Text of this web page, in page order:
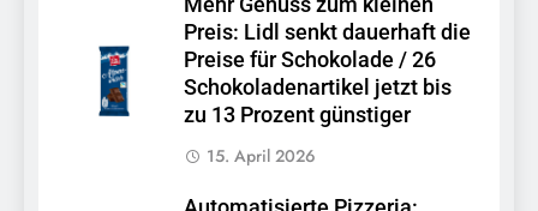
Mehr Genuss zum kleinen
Preis: Lidl senkt dauerhaft die
Preise für Schokolade / 26
Schokoladenartikel jetzt bis
zu 13 Prozent günstiger
15. April 2026